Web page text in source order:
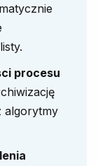
procesu
algorytmy